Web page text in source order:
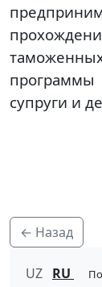
программы
супруги и
← Назад
UZ RU